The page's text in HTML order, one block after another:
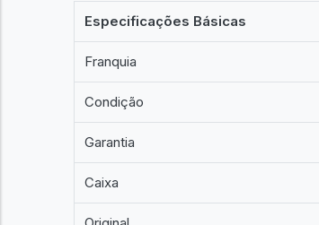
Especificações Básicas
Franquia
Condição
Garantia
Caixa